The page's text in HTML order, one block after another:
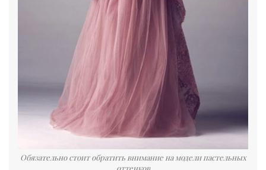
Обязательно стоит обратить внимание на модели пастельных